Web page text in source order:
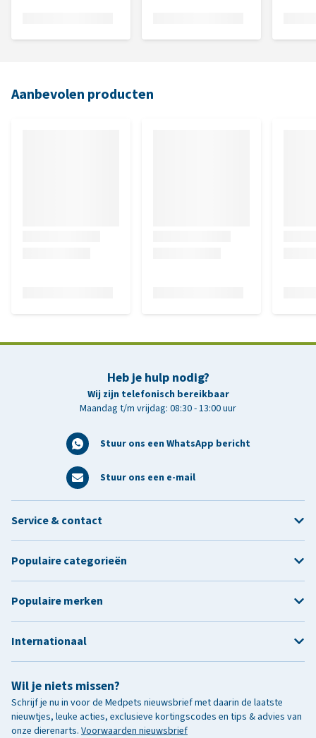
Aanbevolen producten
Heb je hulp nodig?
Wij zijn telefonisch bereikbaar
Maandag t/m vrijdag: 08:30 - 13:00 uur
Stuur ons een WhatsApp bericht
Stuur ons een e-mail
Wil je niets missen?
Schrijf je nu in voor de Medpets nieuwsbrief met daarin de laatste
nieuwtjes, leuke acties, exclusieve kortingscodes en tips & advies van
onze dierenarts. Voorwaarden nieuwsbrief
Service & contact
Populaire categorieën
Populaire merken
Internationaal